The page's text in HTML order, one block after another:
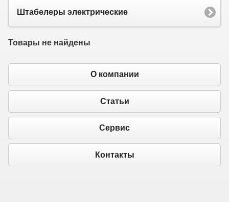
Штабелеры электрические
Товары не найдены
О компании
Статьи
Сервис
Контакты